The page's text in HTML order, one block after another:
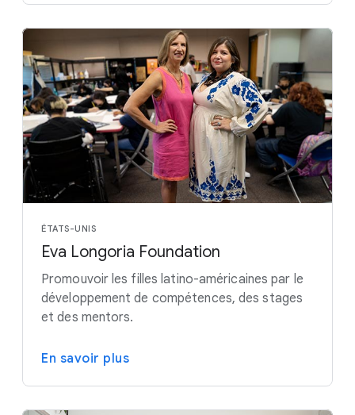
ÉTATS-UNIS
Eva Longoria Foundation
Promouvoir les filles latino-américaines par le
développement de compétences, des stages
et des mentors.
En savoir plus